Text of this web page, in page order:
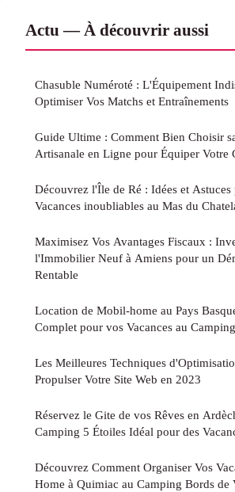
Actu — À découvrir aussi
Chasuble Numéroté : L'Équipement
Optimiser Vos Matchs et Entraînements
Guide Ultime : Comment Bien Choisir
Artisanale en Ligne pour Équiper Votre
Découvrez l'Île de Ré : Idées et Astuces
Vacances inoubliables au Mas du
Maximisez Vos Avantages Fiscaux :
l'Immobilier Neuf à Amiens pour un
Rentable
Location de Mobil-home au Pays
Complet pour vos Vacances au
Les Meilleures Techniques
Propulser Votre Site Web en 2023
Réservez le Gite de vos Rêves en
Camping 5 Étoiles Idéal pour des
Découvrez Comment Organiser Vos
Home à Quimiac au Camping Bords de